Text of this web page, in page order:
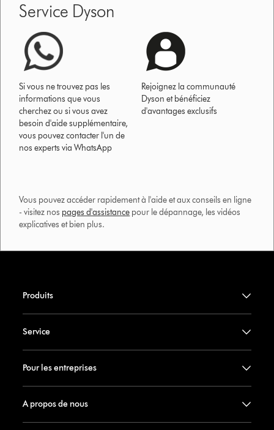
Service Dyson
Si vous ne trouvez pas les
informations que vous
cherchez ou si vous avez
besoin d'aide supplémentaire,
vous pouvez contacter l'un de
nos experts via WhatsApp
Rejoignez la communauté
Dyson et bénéficiez
d'avantages exclusifs
Vous pouvez accéder rapidement à l'aide et aux conseils en ligne
- visitez nos pages d'assistance pour le dépannage, les vidéos
explicatives et bien plus.​
Produits
Service
Pour les entreprises
A propos de nous